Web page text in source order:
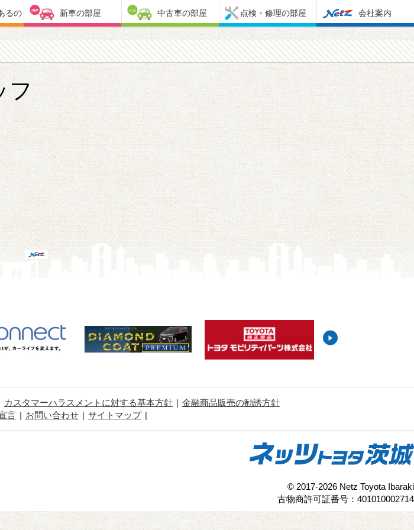
るの 新車の部屋 中古車の部屋 点検・修理の部屋 会社案内
フ
カスタマーハラスメントに対する基本方針
金融商品販売の勧誘方針
言
お問い合わせ サイトマップ
© 2017-2026 Netz Toyota Ibaraki
古物商許可証番号：401010002714